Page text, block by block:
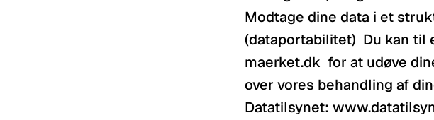
Modtage dine data i et
(dataportabilitet)  Du kan til
maerket.dk  for at udøve
over vores behandling af
Datatilsynet: